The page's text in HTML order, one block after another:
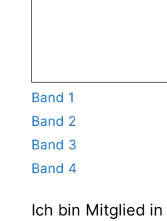
Band 1
Band 2
Band 3
Band 4
Ich bin Mitglied